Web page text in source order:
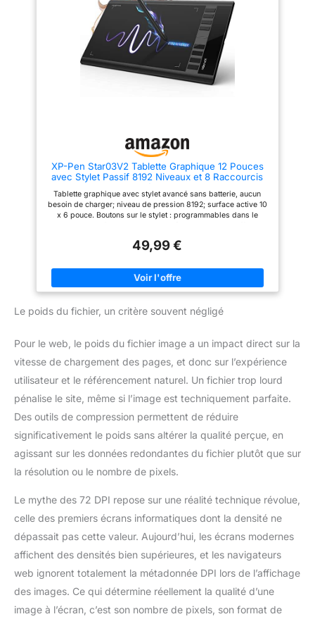
idées créatives personnalisées
Créativité sans obstacles :
ExpressKeys, design
ergonomique et sensibilité à la
pression 4096 assurent un flux
de travail et un contrôle
accélérés, pour les gauchers et
pour jouer à des jeux de rythme
comme Osu Stylo passif : le
stylo sans batterie élimine les
inconvénients liés à la charge
du stylo. 【Pression du stylo
8192 haut niveau et 4 touches
expresses personnalisables】Il
vous fournira un contrôle précis
peuvent être réglées sur plus
souhaitez. Les utiliser pendant
le travail améliorera
travail. Compatibilité ou
application : compatible avec
Windows 7 ou version ultérieure
ultérieure. Remarque : il n'est
pas compatible avec iPad ou
plupart des programmes
Photoshop, Illustrator, Clip
Pro, Manga Studio,
Krita et ainsi de suite. Taux de
rapport de 266 PPS + résolution
de 5080 LPI + hauteur de
lecture du stylo de 10 mm +
zone active de 16,5 x 10,2 cm :
cette taille est plus portable et
le sac d'ordinateur portable au
travail, à l'école et en voyage.
Mais il est également assez
grand pour la peinture
Design humanisé : 4 pieds en
caoutchouc sont créés pour
garantir la stabilité de la tablette
contre les pantoufles. 【Support
gaucher et droitier】-- Réglez
l'intérieur du pilote GAOMON
pour régler le mode main
gauche.
XP-Pen Star03V2 Tablette Graphique 12 Pouces
avec Stylet Passif 8192 Niveaux et 8 Raccourcis
Windows Mac Chromebook
Tablette graphique avec stylet avancé sans batterie, aucun
besoin de charger; niveau de pression 8192; surface active 10
x 6 pouce. Boutons sur le stylet : programmables dans le
Augmenter l'épaisseur de pinceau, Diminuer l'épaisseur de
Gomme(basé du clavier américain). La tablette graphique est
aussi compatible avec les logiciels d'écriture ou de signature,
comme Microsoft Word(très efficace pour les employés de
signatures ou infrographies manuscrites sur des documents.
: systèmes Windows 10/8/7; Mac OS 10.10 et les versions
supérieures; Chrome OS 88.0.4324.109; logiciels de
graphisme : Photo-shop, Painter, Paint Tool SAI, Adobe, etc.
49,99 €
Le poids du fichier, un critère souvent négligé
Pour le web, le poids du fichier image a un impact direct sur la
vitesse de chargement des pages, et donc sur l’expérience
utilisateur et le référencement naturel. Un fichier trop lourd
pénalise le site, même si l’image est techniquement parfaite.
Des outils de compression permettent de réduire
significativement le poids sans altérer la qualité perçue, en
agissant sur les données redondantes du fichier plutôt que sur
la résolution ou le nombre de pixels.
Le mythe des 72 DPI repose sur une réalité technique révolue,
celle des premiers écrans informatiques dont la densité ne
dépassait pas cette valeur. Aujourd’hui, les écrans modernes
affichent des densités bien supérieures, et les navigateurs
web ignorent totalement la métadonnée DPI lors de l’affichage
des images. Ce qui détermine réellement la qualité d’une
image à l’écran, c’est son nombre de pixels, son format de